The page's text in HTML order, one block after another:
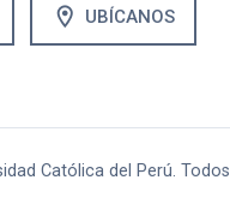
location_on UBÍCANOS
Católica del Perú.